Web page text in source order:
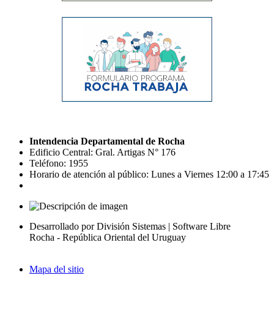
Intendencia Departamental de Rocha
Edificio Central: Gral. Artigas N° 176
Teléfono: 1955
Horario de atención al público: Lunes a Viernes 12:00 a 17:45
Desarrollado por División Sistemas | Software Libre
Rocha - República Oriental del Uruguay
Mapa del sitio